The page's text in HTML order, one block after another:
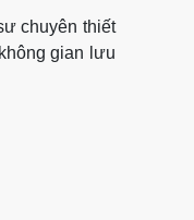
chuyên thiết
gian lưu